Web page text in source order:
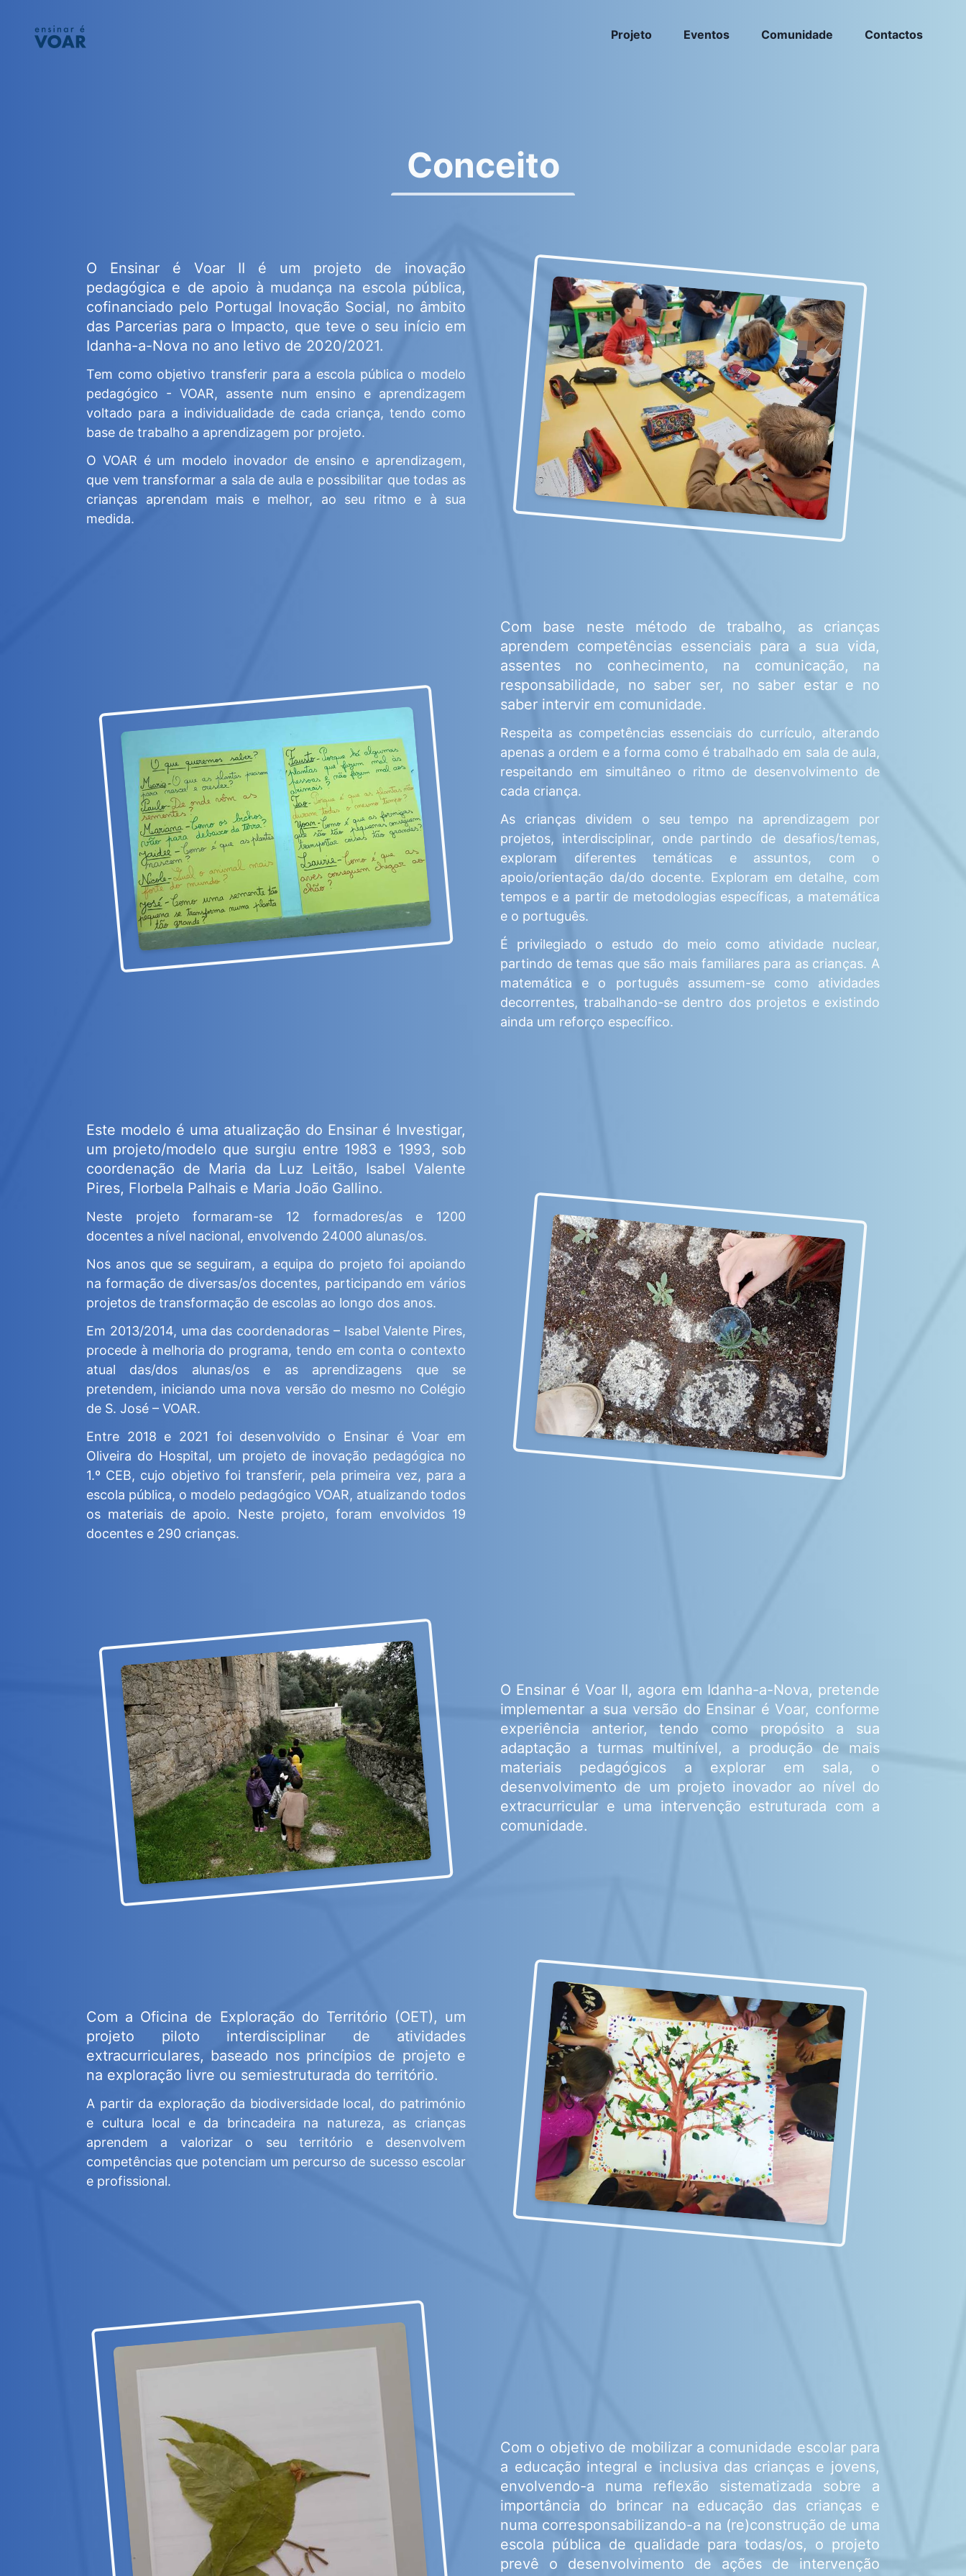
Projeto Eventos Comunidade Contactos
Conceito
O Ensinar é Voar II é um projeto de inovação
pedagógica e de apoio à mudança na escola pública,
cofinanciado pelo Portugal Inovação Social, no âmbito
das Parcerias para o Impacto, que teve o seu início em
Idanha-a-Nova no ano letivo de 2020/2021.
Tem como objetivo transferir para a escola pública o modelo
pedagógico - VOAR, assente num ensino e aprendizagem
voltado para a individualidade de cada criança, tendo como
base de trabalho a aprendizagem por projeto.
O VOAR é um modelo inovador de ensino e aprendizagem,
que vem transformar a sala de aula e possibilitar que todas as
crianças aprendam mais e melhor, ao seu ritmo e à sua
medida.
Com base neste método de trabalho, as crianças
aprendem competências essenciais para a sua vida,
assentes no conhecimento, na comunicação, na
responsabilidade, no saber ser, no saber estar e no
saber intervir em comunidade.
Respeita as competências essenciais do currículo, alterando
apenas a ordem e a forma como é trabalhado em sala de aula,
respeitando em simultâneo o ritmo de desenvolvimento de
cada criança.
As crianças dividem o seu tempo na aprendizagem por
projetos, interdisciplinar, onde partindo de desafios/temas,
exploram diferentes temáticas e assuntos, com o
apoio/orientação da/do docente. Exploram em detalhe, com
tempos e a partir de metodologias específicas, a matemática
e o português.
É privilegiado o estudo do meio como atividade nuclear,
partindo de temas que são mais familiares para as crianças. A
matemática e o português assumem-se como atividades
decorrentes, trabalhando-se dentro dos projetos e existindo
ainda um reforço específico.
Este modelo é uma atualização do Ensinar é Investigar,
um projeto/modelo que surgiu entre 1983 e 1993, sob
coordenação de Maria da Luz Leitão, Isabel Valente
Pires, Florbela Palhais e Maria João Gallino.
Neste projeto formaram-se 12 formadores/as e 1200
docentes a nível nacional, envolvendo 24000 alunas/os.
Nos anos que se seguiram, a equipa do projeto foi apoiando
na formação de diversas/os docentes, participando em vários
projetos de transformação de escolas ao longo dos anos.
Em 2013/2014, uma das coordenadoras – Isabel Valente Pires,
procede à melhoria do programa, tendo em conta o contexto
atual das/dos alunas/os e as aprendizagens que se
pretendem, iniciando uma nova versão do mesmo no Colégio
de S. José – VOAR.
Entre 2018 e 2021 foi desenvolvido o Ensinar é Voar em
Oliveira do Hospital, um projeto de inovação pedagógica no
1.º CEB, cujo objetivo foi transferir, pela primeira vez, para a
escola pública, o modelo pedagógico VOAR, atualizando todos
os materiais de apoio. Neste projeto, foram envolvidos 19
docentes e 290 crianças.
O Ensinar é Voar II, agora em Idanha-a-Nova, pretende
implementar a sua versão do Ensinar é Voar, conforme
experiência anterior, tendo como propósito a sua
adaptação a turmas multinível, a produção de mais
materiais pedagógicos a explorar em sala, o
desenvolvimento de um projeto inovador ao nível do
extracurricular e uma intervenção estruturada com a
comunidade.
Com a Oficina de Exploração do Território (OET), um
projeto piloto interdisciplinar de atividades
extracurriculares, baseado nos princípios de projeto e
na exploração livre ou semiestruturada do território.
A partir da exploração da biodiversidade local, do património
e cultura local e da brincadeira na natureza, as crianças
aprendem a valorizar o seu território e desenvolvem
competências que potenciam um percurso de sucesso escolar
e profissional.
Com o objetivo de mobilizar a comunidade escolar para
a educação integral e inclusiva das crianças e jovens,
envolvendo-a numa reflexão sistematizada sobre a
importância do brincar na educação das crianças e
numa corresponsabilizando-a na (re)construção de uma
escola pública de qualidade para todas/os, o projeto
prevê o desenvolvimento de ações de intervenção